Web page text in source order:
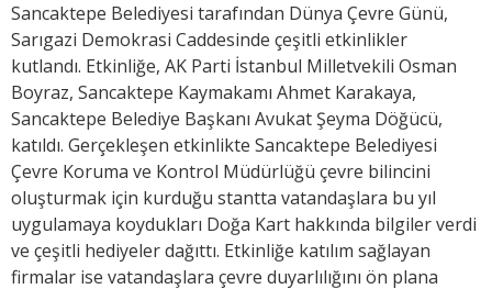
Sancaktepe Belediyesi tarafından Dünya Çevre Günü,
Sarıgazi Demokrasi Caddesinde çeşitli etkinlikler
kutlandı. Etkinliğe, AK Parti İstanbul Milletvekili Osman
Boyraz, Sancaktepe Kaymakamı Ahmet Karakaya,
Sancaktepe Belediye Başkanı Avukat Şeyma Döğücü,
katıldı. Gerçekleşen etkinlikte Sancaktepe Belediyesi
Çevre Koruma ve Kontrol Müdürlüğü çevre bilincini
oluşturmak için kurduğu stantta vatandaşlara bu yıl
uygulamaya koydukları Doğa Kart hakkında bilgiler verdi
ve çeşitli hediyeler dağıttı. Etkinliğe katılım sağlayan
firmalar ise vatandaşlara çevre duyarlılığını ön plana